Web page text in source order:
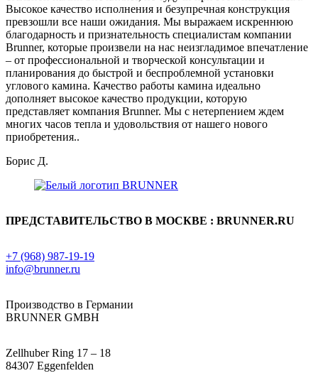
Высокое качество исполнения и безупречная конструкция
превзошли все наши ожидания. Мы выражаем искреннюю
благодарность и признательность специалистам компании
Brunner, которые произвели на нас неизгладимое впечатление
– от профессиональной и творческой консультации и
планирования до быстрой и беспроблемной установки
углового камина. Качество работы камина идеально
дополняет высокое качество продукции, которую
представляет компания Brunner. Мы с нетерпением ждем
многих часов тепла и удовольствия от нашего нового
приобретения..
Борис Д.
ПРЕДСТАВИТЕЛЬСТВО В МОСКВЕ : BRUNNER.RU
+7 (968) 987-19-19
info@brunner.ru
Производство в Германии
BRUNNER GMBH
Zellhuber Ring 17 – 18
84307 Eggenfelden